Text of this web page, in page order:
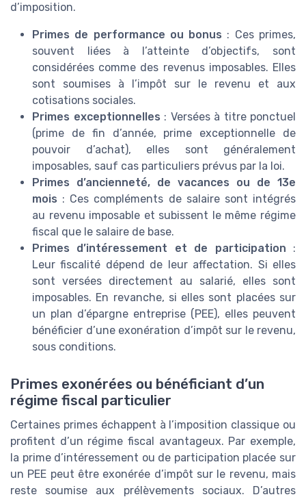
d’imposition.
Primes de performance ou bonus : Ces primes,
souvent liées à l’atteinte d’objectifs, sont
considérées comme des revenus imposables. Elles
sont soumises à l’impôt sur le revenu et aux
cotisations sociales.
Primes exceptionnelles : Versées à titre ponctuel
(prime de fin d’année, prime exceptionnelle de
pouvoir d’achat), elles sont généralement
imposables, sauf cas particuliers prévus par la loi.
Primes d’ancienneté, de vacances ou de 13e
mois : Ces compléments de salaire sont intégrés
au revenu imposable et subissent le même régime
fiscal que le salaire de base.
Primes d’intéressement et de participation :
Leur fiscalité dépend de leur affectation. Si elles
sont versées directement au salarié, elles sont
imposables. En revanche, si elles sont placées sur
un plan d’épargne entreprise (PEE), elles peuvent
bénéficier d’une exonération d’impôt sur le revenu,
sous conditions.
Primes exonérées ou bénéficiant d’un
régime fiscal particulier
Certaines primes échappent à l’imposition classique ou
profitent d’un régime fiscal avantageux. Par exemple,
la prime d’intéressement ou de participation placée sur
un PEE peut être exonérée d’impôt sur le revenu, mais
reste soumise aux prélèvements sociaux. D’autres